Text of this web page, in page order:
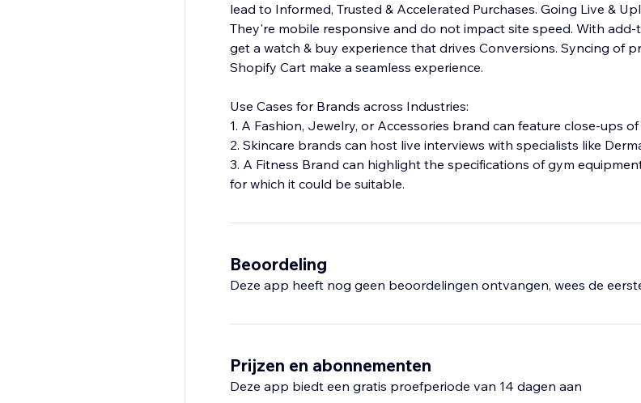
lead to Informed, Trusted & Accelerated Purchases. Going Live &
They're mobile responsive and do not impact site speed. With
get a watch & buy experience that drives Conversions. Syncing of
Shopify Cart make a seamless experience.
Use Cases for Brands across Industries:
1. A Fashion, Jewelry, or Accessories brand can feature close-ups
2. Skincare brands can host live interviews with specialists like
3. A Fitness Brand can highlight the specifications of gym
for which it could be suitable.
Beoordeling
Deze app heeft nog geen beoordelingen ontvangen, wees de
Prijzen en abonnementen
Deze app biedt een gratis proefperiode van 14 dagen aan